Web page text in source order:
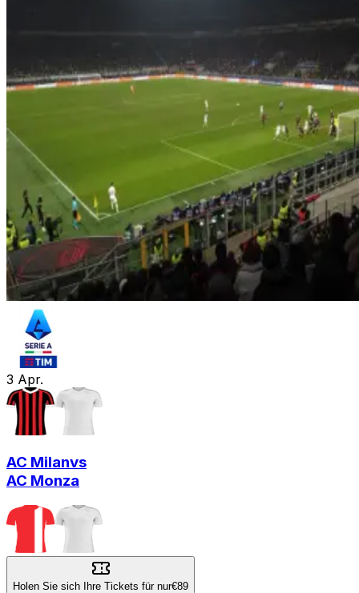
3 Apr.
AC Milanvs
AC Monza
Holen Sie sich Ihre Tickets für nur€89